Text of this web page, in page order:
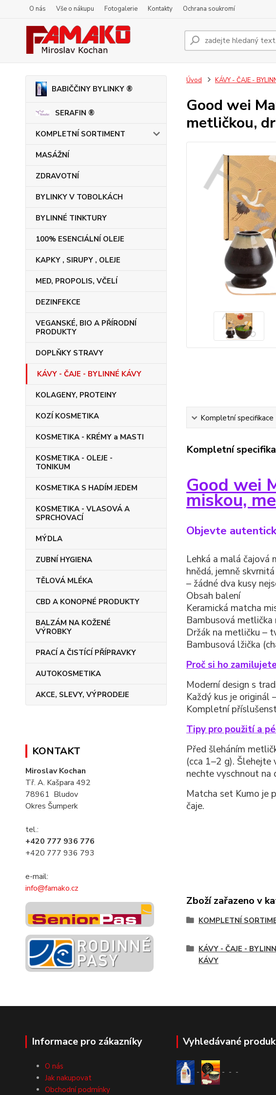
O nás Vše o nákupu Fotogalerie Kontakty Ochrana soukromí
BABIČČINY BYLINKY ®
SERAFIN ®
KOMPLETNÍ SORTIMENT
MASÁŽNÍ
ZDRAVOTNÍ
BYLINKY V TOBOLKÁCH
BYLINNÉ TINKTURY
100% ESENCIÁLNÍ OLEJE
KAPKY , SIRUPY , OLEJE
MED, PROPOLIS, VČELÍ
DEZINFEKCE
VEGANSKÉ, BIO A PŘÍRODNÍ
PRODUKTY
DOPLŇKY STRAVY
KÁVY - ČAJE - BYLINNÉ KÁVY
KOLAGENY, PROTEINY
KOZÍ KOSMETIKA
KOSMETIKA - KRÉMY a MASTI
KOSMETIKA - OLEJE -
TONIKUM
KOSMETIKA S HADÍM JEDEM
KOSMETIKA - VLASOVÁ A
SPRCHOVACÍ
MÝDLA
ZUBNÍ HYGIENA
TĚLOVÁ MLÉKA
CBD A KONOPNÉ PRODUKTY
BALZÁM NA KOŽENÉ
VÝROBKY
PRACÍ A ČISTÍCÍ PŘÍPRAVKY
AUTOKOSMETIKA
AKCE, SLEVY, VÝPRODEJE
KONTAKT
Miroslav Kochan
Tř. A. Kašpara 492
78961 Bludov
Okres Šumperk
tel.:
+420 777 936 776
+420 777 936 793
e-mail:
info@famako.cz
Úvod KÁVY - ČAJE -
Good wei
metličkou,
Kompletní specifikace
Kompletní
Good wei
miskou,
Objevte
Lehká a malá čajová
hnědá, jemně
– žádné dva kusy
Obsah balení
Keramická matcha
Bambusová metlička
Držák na metličku –
Bambusová lžička
Proč si ho
Moderní design s
Každý kus je originál
Kompletní
Tipy pro použití a
Před šleháním
(cca 1–2 g). Šlehejte
nechte vyschnout na
Matcha set Kumo je
čaje.
Zboží zařazeno v
KOMPLETNÍ
KÁVY - ČAJE -
KÁVY
Informace pro zákazníky
O nás
Jak nakupovat
Obchodní podmínky
Vyhledávané
- - - -